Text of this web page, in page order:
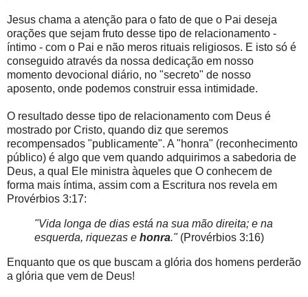
Jesus chama a atenção para o fato de que o Pai deseja
orações que sejam fruto desse tipo de relacionamento -
íntimo - com o Pai e não meros rituais religiosos. E isto só é
conseguido através da nossa dedicação em nosso
momento devocional diário, no "secreto" de nosso
aposento, onde podemos construir essa intimidade.
O resultado desse tipo de relacionamento com Deus é
mostrado por Cristo, quando diz que seremos
recompensados "publicamente". A "honra" (reconhecimento
público) é algo que vem quando adquirimos a sabedoria de
Deus, a qual Ele ministra àqueles que O conhecem de
forma mais íntima, assim com a Escritura nos revela em
Provérbios 3:17:
"Vida longa de dias está na sua mão direita; e na
esquerda, riquezas e honra."(Provérbios 3:16)
Enquanto que os que buscam a glória dos homens perderão
a glória que vem de Deus!